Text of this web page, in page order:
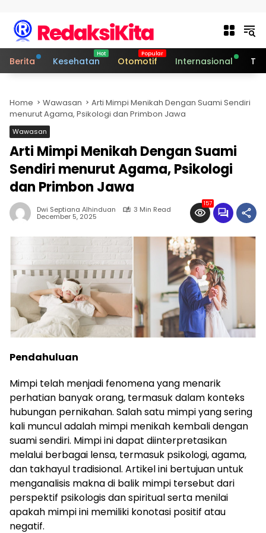
Berita Kesehatan Otomotif Internasional
Home Wawasan
Arti Mimpi Menikah Dengan Suami Sendiri
menurut Agama, Psikologi dan Primbon Jawa
Wawasan
Arti Mimpi Menikah Dengan Suami
Sendiri menurut Agama, Psikologi
dan Primbon Jawa
Dwi Septiana Alhinduan 3 Min Read
December 5, 2025
157
Pendahuluan
Mimpi telah menjadi fenomena yang menarik
perhatian banyak orang, termasuk dalam konteks
hubungan pernikahan. Salah satu mimpi yang sering
kali muncul adalah mimpi menikah kembali dengan
suami sendiri. Mimpi ini dapat diinterpretasikan
melalui berbagai lensa, termasuk psikologi, agama,
dan takhayul tradisional. Artikel ini bertujuan untuk
menganalisis makna di balik mimpi tersebut dari
perspektif psikologis dan spiritual serta menilai
apakah mimpi ini memiliki konotasi positif atau
negatif.